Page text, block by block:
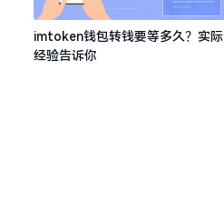
imtoken钱包转钱要等多久？实际
经验告诉你